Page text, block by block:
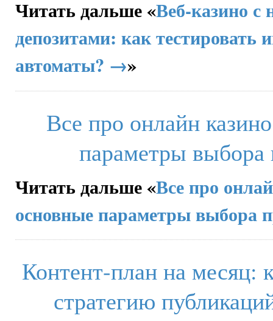
Читать дальше «Веб-казино с
депозитами: как тестировать
автоматы? →»
Все про онлайн
параметры выбора
Читать дальше «Все про
основные параметры выбора
Контент-план на месяц:
стратегию